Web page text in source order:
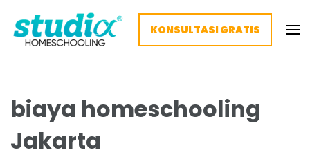
KONSULTASI GRATIS
biaya homeschooling
Jakarta